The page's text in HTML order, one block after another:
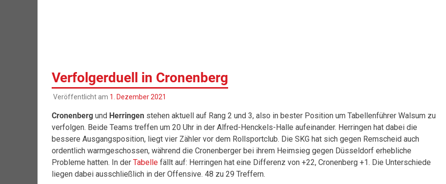
Verfolgerduell in Cronenberg
Veröffentlicht am 1. Dezember 2021
Cronenbergund Herringenstehen aktuell auf Rang 2 und 3, also in bester Position um Tabellenführer Walsum zu
verfolgen. Beide Teams treffen um 20 Uhr in der Alfred-Henckels-Halle aufeinander. Herringen hat dabei die
bessere Ausgangsposition, liegt vier Zähler vor dem Rollsportclub. Die SKG hat sich gegen Remscheid auch
ordentlich warmgeschossen, während die Cronenberger bei ihrem Heimsieg gegen Düsseldorf erhebliche
Probleme hatten. In der Tabellefällt auf: Herringen hat eine Differenz von +22, Cronenberg +1. Die Unterschiede
liegen dabei ausschließlich in der Offensive. 48 zu 29 Treffern.